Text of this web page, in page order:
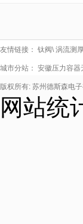
友情链接： 钛阀\涡流测
城市分站： 安徽压力容器
版权所有: 苏州德斯森电
网站统